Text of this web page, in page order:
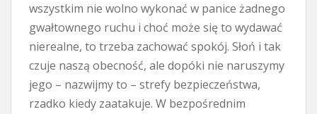
wszystkim nie wolno wykonać w panice żadnego
gwałtownego ruchu i choć może się to wydawać
nierealne, to trzeba zachować spokój. Słoń i tak
czuje naszą obecność, ale dopóki nie naruszymy
jego – nazwijmy to – strefy bezpieczeństwa,
rzadko kiedy zaatakuje. W bezpośrednim